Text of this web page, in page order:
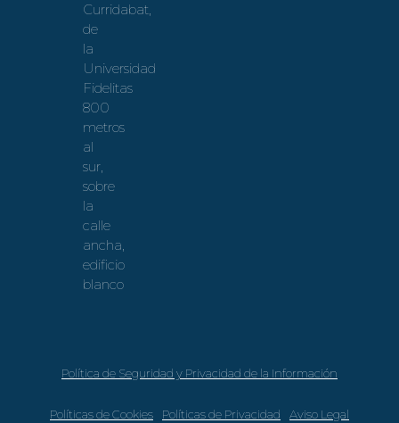
Curridabat,
de
la
Universidad
Fidelitas
800
metros
al
sur,
sobre
la
calle
ancha,
edificio
blanco
Política de Seguridad y Privacidad de la Información
Políticas de Cookies Políticas de Privacidad Aviso Legal